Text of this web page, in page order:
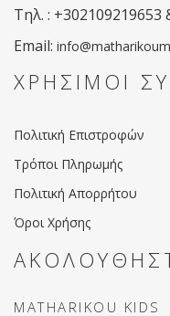
Tηλ. : +302109219653
Email:
ΧΡΗΣΙΜΟΙ
Πολιτική Επιστροφών
Τρόποι Πληρωμής
Πολιτική Απορρήτου
Όροι Χρήσης
MATHARIKOU KIDS